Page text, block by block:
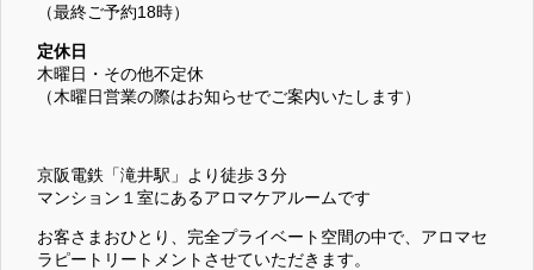
（最終ご予約18時）
定休日
木曜日・その他不定休
（木曜日営業の際はお知らせでご案内いたします）
京阪電鉄「滝井駅」より徒歩３分
マンション１室にあるアロマケアルームです
お客さまおひとり、完全プライベート空間の中で、アロマセ
ラピートリートメントさせていただきます。